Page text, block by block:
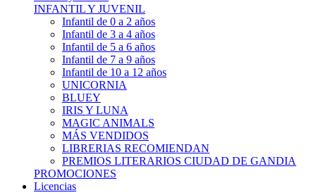
INFANTIL Y JUVENIL
Infantil de 0 a 2 años
Infantil de 3 a 4 años
Infantil de 5 a 6 años
Infantil de 7 a 9 años
Infantil de 10 a 12 años
UNICORNIA
BLUEY
IRIS Y LUNA
MAGIC ANIMALS
MÁS VENDIDOS
LIBRERIAS RECOMIENDAN
PREMIOS LITERARIOS CIUDAD DE GANDIA
PROMOCIONES
Licencias